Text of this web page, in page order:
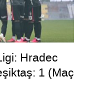
Hradec
1 (Maç